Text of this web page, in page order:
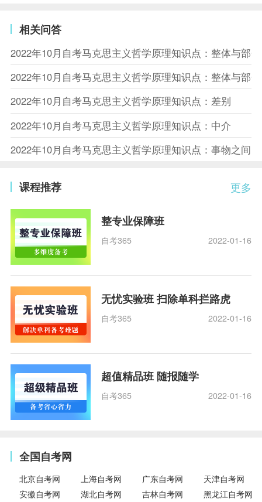
相关问答
2022年10月自考马克思主义哲学原理知识点：整体与部
2022年10月自考马克思主义哲学原理知识点：整体与部
2022年10月自考马克思主义哲学原理知识点：差别
2022年10月自考马克思主义哲学原理知识点：中介
2022年10月自考马克思主义哲学原理知识点：事物之间
更多
课程推荐
整专业保障班
自考365 2022-01-16
无忧实验班 扫除单科拦路虎
自考365 2022-01-16
超值精品班 随报随学
自考365 2022-01-16
全国自考网
北京自考网 上海自考网 广东自考网
天津自考网
安徽自考网
湖北自考网 吉林自考网 黑龙江自考网